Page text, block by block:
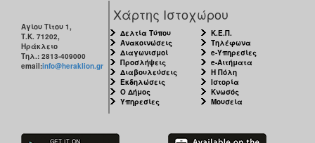
Αγίου Τίτου 1,
Τ.Κ. 71202,
Ηράκλειο
Τηλ.: 2813-409000
email:info@heraklion.gr
Χάρτης Ιστοχώρου
Δελτία Τύπου
Ανακοινώσεις
Διαγωνισμοί
Προσλήψεις
Διαβουλεύσεις
Εκδηλώσεις
Ο Δήμος
Υπηρεσίες
Κ.Ε.Π.
Τηλέφωνα
e-Υπηρεσίες
e-Αιτήματα
Η Πόλη
Ιστορία
Κνωσός
Μουσεία